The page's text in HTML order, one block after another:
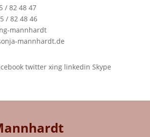
/ 82 48 47
/ 82 48 46
mannhardt
mannhardt.de
twitter xing linkedin Skype